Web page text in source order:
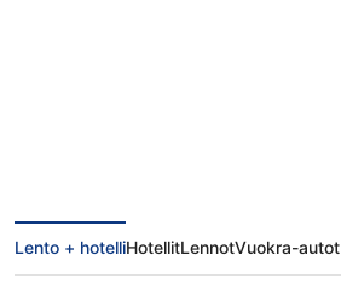
Lento + hotelliHotellitLennotVuokra-autot